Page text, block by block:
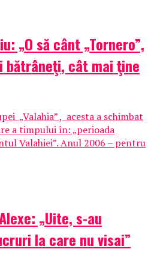
„O să cânt „Tornero”,
bătrâneţi, cât mai ţine
„Valahia” , acesta a schimbat
a timpului în: „perioada
Valahiei”. Anul 2006 – pentru
„Uite, s-au
la care nu visai”